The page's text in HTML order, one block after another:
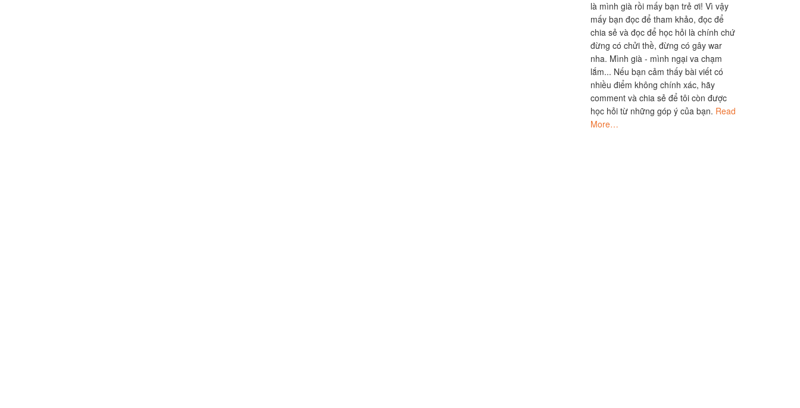
là mình già rồi mấy bạn trẻ ơi! Vì vậy
mấy bạn đọc để tham khảo, đọc để
chia sẻ và đọc để học hỏi là chính chứ
đừng có chửi thề, đừng có gây war
nha. Mình già - mình ngại va chạm
lắm... Nếu bạn cảm thấy bài viết có
nhiều điểm không chính xác, hãy
comment và chia sẻ để tôi còn được
học hỏi từ những góp ý của bạn. Read
More…